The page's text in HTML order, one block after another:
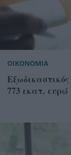
ΟΙΚΟΝΟΜΙΑ
773 εκατ. ευρώ